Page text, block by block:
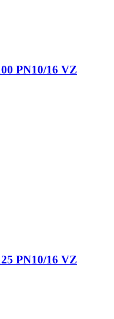
PN10/16 VZ
PN10/16 VZ